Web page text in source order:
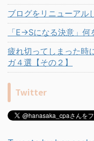
ブログをリニューアル
「E→Sになる決意」
疲れ切ってしまった時
ガ４選【その２】
Twitter